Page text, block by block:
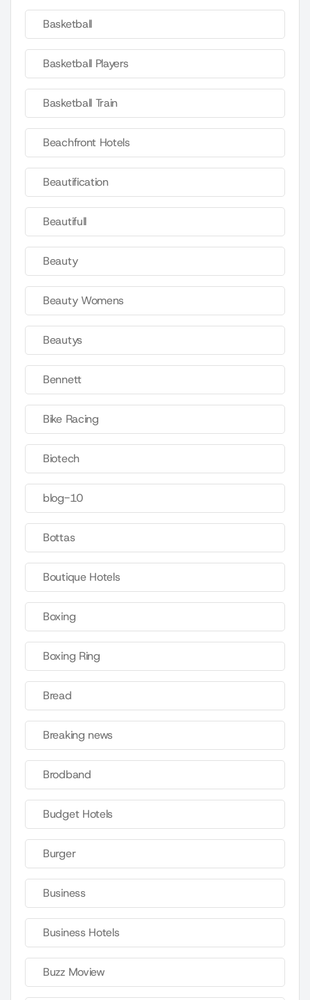
Basketball
Basketball Players
Basketball Train
Beachfront Hotels
Beautification
Beautifull
Beauty
Beauty Womens
Beautys
Bennett
Bike Racing
Biotech
blog-10
Bottas
Boutique Hotels
Boxing
Boxing Ring
Bread
Breaking news
Brodband
Budget Hotels
Burger
Business
Business Hotels
Buzz Moview